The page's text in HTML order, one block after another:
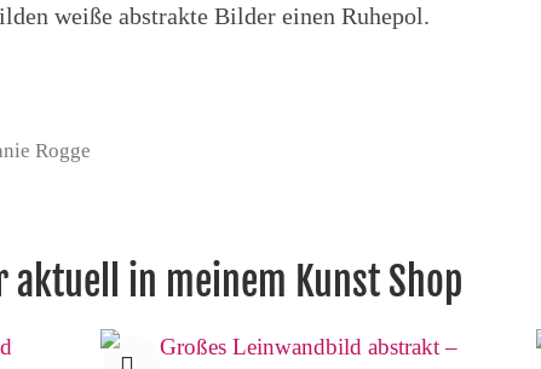
weiße abstrakte Bilder einen Ruhepol.
Rogge
in meinem Kunst Shop